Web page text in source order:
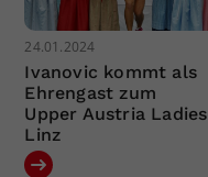
24.01.2024
Ivanovic kommt als
Ehrengast zum
Upper Austria Ladies
Linz